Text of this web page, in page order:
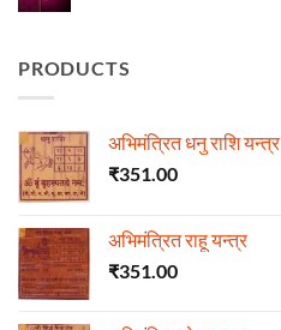
PRODUCTS
अभिमंत्रित धनु राशि यन्त्र
₹351.00
अभिमंत्रित राहू यन्त्र
₹351.00